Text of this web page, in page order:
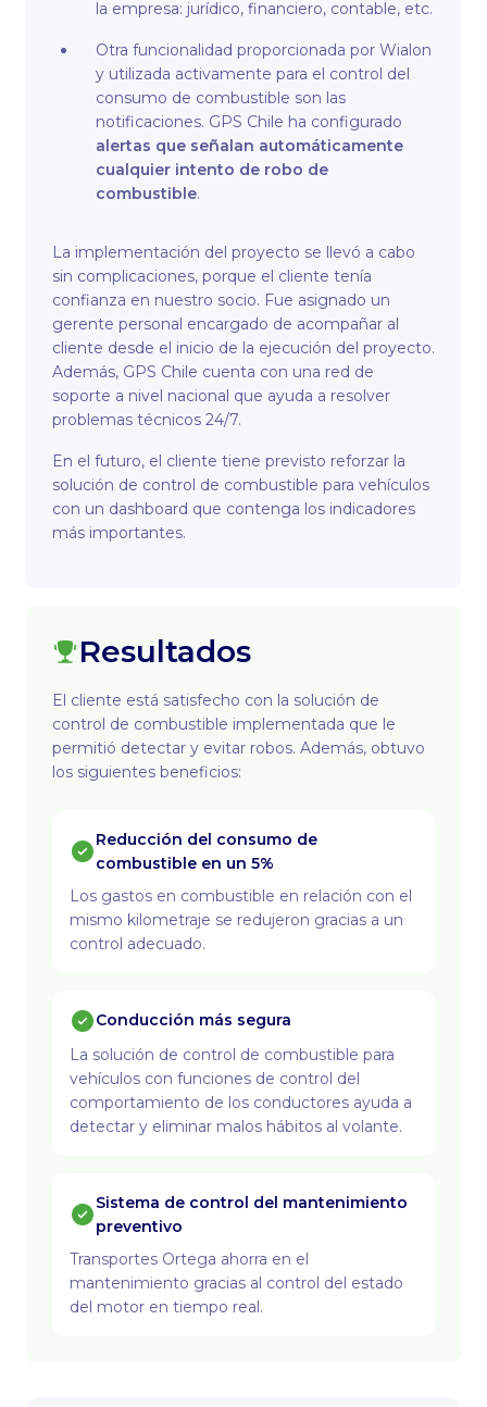
la empresa: jurídico, financiero, contable, etc.
Otra funcionalidad proporcionada por Wialon
y utilizada activamente para el control del
consumo de combustible son las
notificaciones. GPS Chile ha configurado
alertas que señalan automáticamente
cualquier intento de robo de
combustible.
La implementación del proyecto se llevó a cabo
sin complicaciones, porque el cliente tenía
confianza en nuestro socio. Fue asignado un
gerente personal encargado de acompañar al
cliente desde el inicio de la ejecución del proyecto.
Además, GPS Chile cuenta con una red de
soporte a nivel nacional que ayuda a resolver
problemas técnicos 24/7.
En el futuro, el cliente tiene previsto reforzar la
solución de control de combustible para vehículos
con un dashboard que contenga los indicadores
más importantes.
Resultados
El cliente está satisfecho con la solución de
control de combustible implementada que le
permitió detectar y evitar robos. Además, obtuvo
los siguientes beneficios:
Reducción del consumo de
combustible en un 5%
Los gastos en combustible en relación con el
mismo kilometraje se redujeron gracias a un
control adecuado.
Conducción más segura
La solución de control de combustible para
vehículos con funciones de control del
comportamiento de los conductores ayuda a
detectar y eliminar malos hábitos al volante.
Sistema de control del mantenimiento
preventivo
Transportes Ortega ahorra en el
mantenimiento gracias al control del estado
del motor en tiempo real.